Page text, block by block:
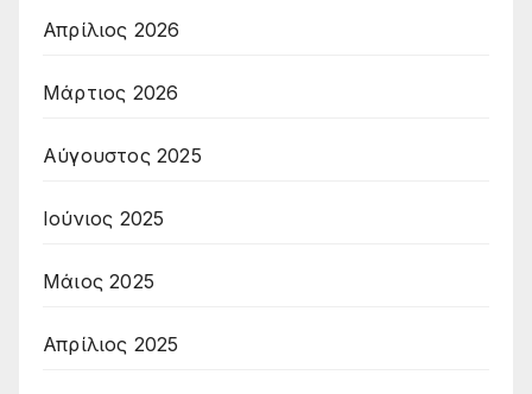
Απρίλιος 2026
Μάρτιος 2026
Αύγουστος 2025
Ιούνιος 2025
Μάιος 2025
Απρίλιος 2025